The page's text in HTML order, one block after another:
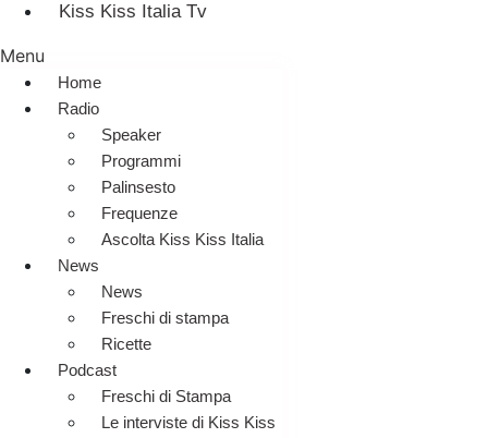
Kiss Kiss Italia Tv
Menu
Home
Radio
Speaker
Programmi
Palinsesto
Frequenze
Ascolta Kiss Kiss Italia
News
News
Freschi di stampa
Ricette
Podcast
Freschi di Stampa
Le interviste di Kiss Kiss